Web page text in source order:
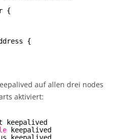
{
{
auf allen drei nodes
aktiviert:
keepalived
keepalived